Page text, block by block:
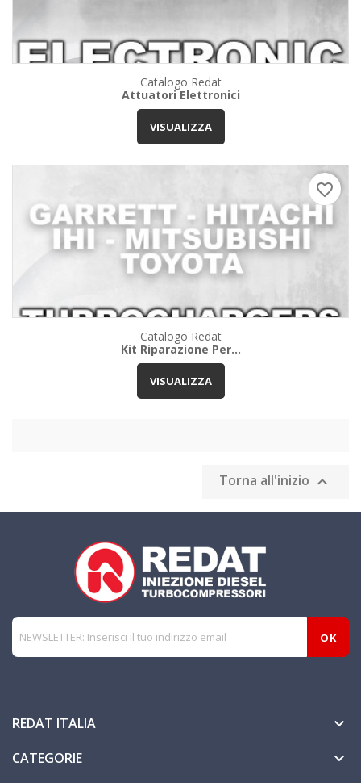
Catalogo Redat
Attuatori Elettronici
VISUALIZZA
Catalogo Redat
Kit Riparazione Per...
VISUALIZZA
favorite_border
Torna all'inizio 
REDAT ITALIA 
CATEGORIE 